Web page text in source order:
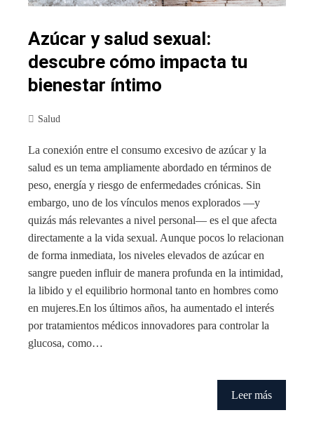
Azúcar y salud sexual:
descubre cómo impacta tu
bienestar íntimo
Salud
La conexión entre el consumo excesivo de azúcar y la
salud es un tema ampliamente abordado en términos de
peso, energía y riesgo de enfermedades crónicas. Sin
embargo, uno de los vínculos menos explorados —y
quizás más relevantes a nivel personal— es el que afecta
directamente a la vida sexual. Aunque pocos lo relacionan
de forma inmediata, los niveles elevados de azúcar en
sangre pueden influir de manera profunda en la intimidad,
la libido y el equilibrio hormonal tanto en hombres como
en mujeres.En los últimos años, ha aumentado el interés
por tratamientos médicos innovadores para controlar la
glucosa, como…
Leer más